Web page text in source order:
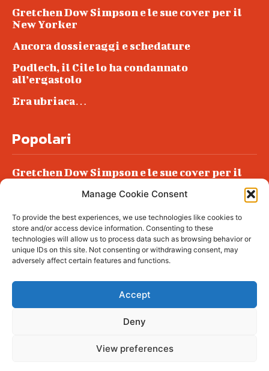
Manage Cookie Consent
To provide the best experiences, we use technologies like cookies to
store and/or access device information. Consenting to these
technologies will allow us to process data such as browsing behavior or
unique IDs on this site. Not consenting or withdrawing consent, may
adversely affect certain features and functions.
Accept
Deny
View preferences
Gretchen Dow Simpson e le sue cover per il
New Yorker
Ancora dossieraggi e schedature
Podlech, il Cile lo ha condannato
all’ergastolo
Era ubriaca…
Popolari
Gretchen Dow Simpson e le sue cover per il
Podlech, il Cile lo ha condannato
all’ergastolo
Era ubriaca…
© tagDiv - All rights reserved. Made with
complete News Portal about living, lifestyle,
fashion and wellness. Take your time and